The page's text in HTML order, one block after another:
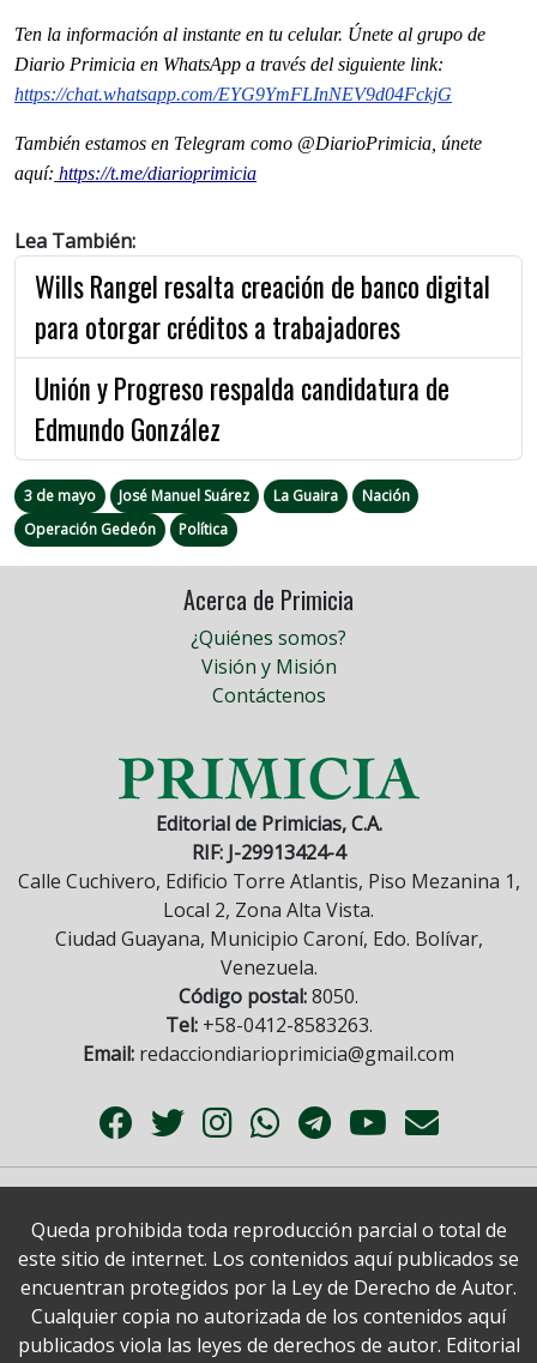
Ten la información al instante en tu celular. Únete al grupo de
Diario Primicia en WhatsApp a través del siguiente link:
https://chat.whatsapp.com/EYG9YmFLInNEV9d04FckjG
También estamos en Telegram como @DiarioPrimicia, únete
aquí: https://t.me/diarioprimicia
Lea También:
Wills Rangel resalta creación de banco digital
para otorgar créditos a trabajadores
Unión y Progreso respalda candidatura de
Edmundo González
3 de mayo José Manuel Suárez La Guaira
Nación
Operación Gedeón
Política
Acerca de Primicia
¿Quiénes somos?
Visión y Misión
Contáctenos
Editorial de Primicias, C.A.
RIF: J-29913424-4
Calle Cuchivero, Edificio Torre Atlantis, Piso Mezanina 1,
Local 2, Zona Alta Vista.
Ciudad Guayana, Municipio Caroní, Edo. Bolívar,
Venezuela.
Código postal:8050.
Tel:+58-0412-8583263.
Email: redacciondiarioprimicia@gmail.com
Queda prohibida toda reproducción parcial o total de
este sitio de internet. Los contenidos aquí publicados se
encuentran protegidos por la Ley de Derecho de Autor.
Cualquier copia no autorizada de los contenidos aquí
publicados viola las leyes de derechos de autor. Editorial